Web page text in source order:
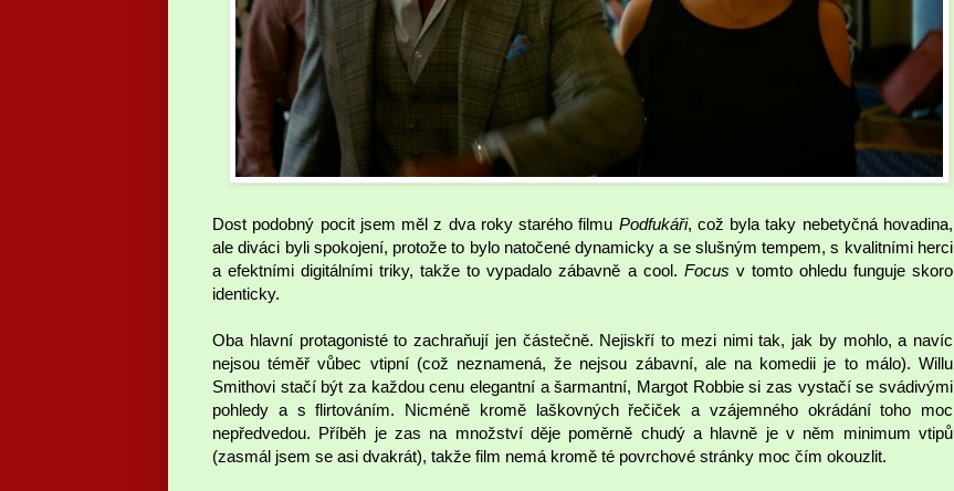
Dost podobný pocit jsem měl z dva roky starého filmu Podfukáři, což byla taky nebetyčná hovadina,
ale diváci byli spokojení, protože to bylo natočené dynamicky a se slušným tempem, s kvalitními herci
a efektními digitálními triky, takže to vypadalo zábavně a cool. Focus v tomto ohledu funguje skoro
identicky.
Oba hlavní protagonisté to zachraňují jen částečně. Nejiskří to mezi nimi tak, jak by mohlo, a navíc
nejsou téměř vůbec vtipní (což neznamená, že nejsou zábavní, ale na komedii je to málo). Willu
Smithovi stačí být za každou cenu elegantní a šarmantní, Margot Robbie si zas vystačí se svádivými
pohledy a s flirtováním. Nicméně kromě laškovných řečiček a vzájemného okrádání toho moc
nepředvedou. Příběh je zas na množství děje poměrně chudý a hlavně je v něm minimum vtipů
(zasmál jsem se asi dvakrát), takže film nemá kromě té povrchové stránky moc čím okouzlit.